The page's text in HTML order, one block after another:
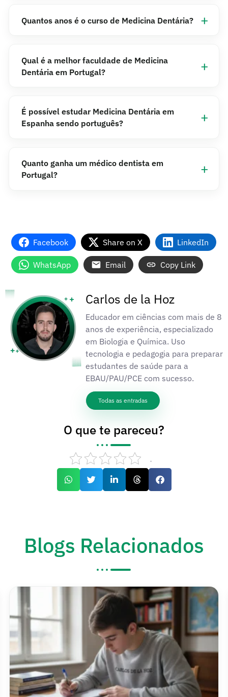
Quantos anos é o curso de Medicina Dentária?
Qual é a melhor faculdade de Medicina
Dentária em Portugal?
É possível estudar Medicina Dentária em
Espanha sendo português?
Quanto ganha um médico dentista em
Portugal?
Facebook Share on X LinkedIn
WhatsApp Email Copy Link
Carlos de la Hoz
Educador em ciências com mais de 8
anos de experiência, especializado
em Biologia e Química. Uso
tecnologia e pedagogia para preparar
estudantes de saúde para a
EBAU/PAU/PCE com sucesso.
Todas as entradas
O que te pareceu?
.
Blogs Relacionados